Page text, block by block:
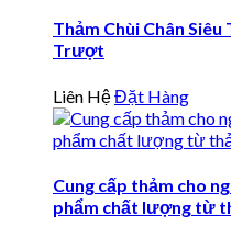
Thảm Chùi Chân
Trượt
Liên HệĐặt Hàng
Cung cấp thảm cho
phẩm chất lượng từ